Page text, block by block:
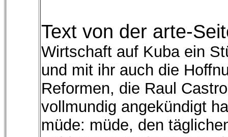
Text von der arte-
Wirtschaft auf Kuba ein
und mit ihr auch die
Reformen, die Raul
vollmundig angekündigt
müde: müde, den